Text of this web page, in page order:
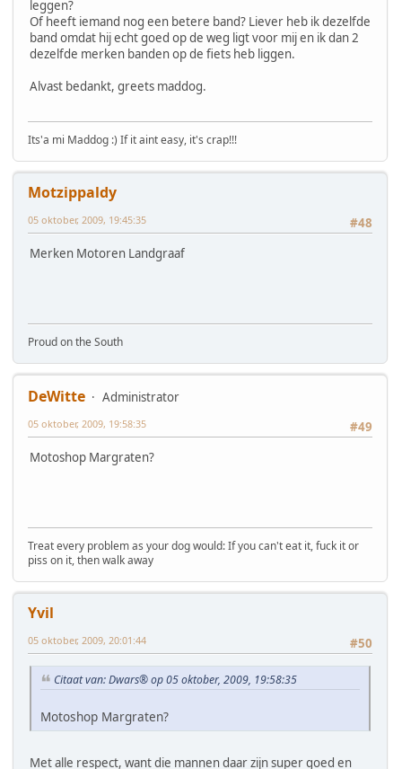
leggen?
Of heeft iemand nog een betere band? Liever heb ik dezelfde
band omdat hij echt goed op de weg ligt voor mij en ik dan 2
dezelfde merken banden op de fiets heb liggen.
Alvast bedankt, greets maddog.
Its'a mi Maddog :) If it aint easy, it's crap!!!
Motzippaldy
#48
05 oktober, 2009, 19:45:35
Merken Motoren Landgraaf
Proud on the South
DeWitte
Administrator
#49
05 oktober, 2009, 19:58:35
Motoshop Margraten?
Treat every problem as your dog would: If you can't eat it, fuck it or
piss on it, then walk away
Yvil
#50
05 oktober, 2009, 20:01:44
Citaat van: Dwars® op 05 oktober, 2009, 19:58:35
Motoshop Margraten?
Met alle respect, want die mannen daar zijn super goed en